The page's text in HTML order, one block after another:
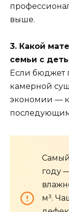
выше.
3. Какой
семьи с
Если бюджет
камерной
экономии —
последующим
году
м³.